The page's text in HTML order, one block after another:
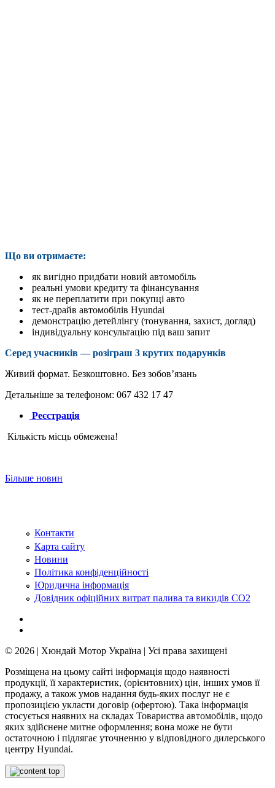
Що ви отримаєте:
як вигідно придбати новий автомобіль
реальні умови кредиту та фінансування
як не переплатити при покупці авто
тест-драйв автомобілів Hyundai
демонстрацію детейлінгу (тонування, захист, догляд)
індивідуальну консультацію під ваш запит
Серед учасників — розіграш 3 крутих подарунків
Живий формат. Безкоштовно. Без зобов’язань
Детальніше за телефоном: 067 432 17 47
Реєстрація
Кількість місць обмежена!
Більше новин
Контакти
Карта сайту
Новини
Політика конфіденційності
Юридична інформація
Довідник офіційних витрат палива та викидів СО2
© 2026 | Хюндай Мотор Україна | Усі права захищені
Розміщена на цьому сайті інформація щодо наявності
продукції, її характеристик, (орієнтовних) цін, інших умов її
продажу, а також умов надання будь-яких послуг не є
пропозицією укласти договір (офертою). Така інформація
стосується наявних на складах Товариства автомобілів, щодо
яких здійснене митне оформлення; вона може не бути
остаточною і підлягає уточненню у відповідного дилерського
центру Hyundai.